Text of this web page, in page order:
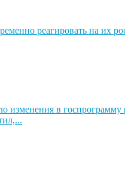
реагировать на их
в госпрограмму